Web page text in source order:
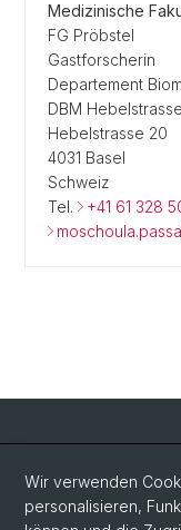
Medizinische
FG Pröbstel
Gastforscherin
Departement
DBM
Hebelstrasse 20
4031 Basel
Schweiz
Tel.
+41 61 328
Social Media
LinkedIn
Wir verwenden
personalisieren,